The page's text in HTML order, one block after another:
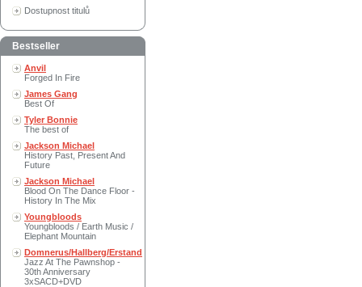
Dostupnost titulů
Bestseller
Anvil
Forged In Fire
James Gang
Best Of
Tyler Bonnie
The best of
Jackson Michael
History Past, Present And
Future
Jackson Michael
Blood On The Dance Floor -
History In The Mix
Youngbloods
Youngbloods / Earth Music /
Elephant Mountain
Domnerus/Hallberg/Erstand
Jazz At The Pawnshop -
30th Anniversary
3xSACD+DVD